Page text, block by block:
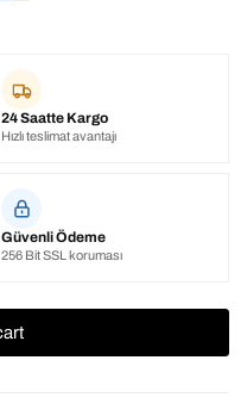
24 Saatte Kargo
Hızlı teslimat avantajı
Güvenli Ödeme
256 Bit SSL koruması